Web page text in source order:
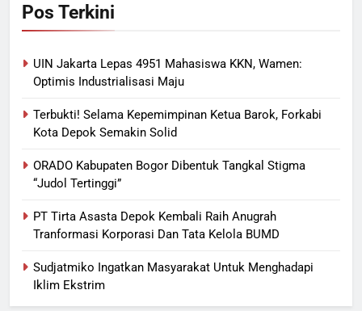
Pos Terkini
UIN Jakarta Lepas 4951 Mahasiswa KKN, Wamen:
Optimis Industrialisasi Maju
Terbukti! Selama Kepemimpinan Ketua Barok, Forkabi
Kota Depok Semakin Solid
ORADO Kabupaten Bogor Dibentuk Tangkal Stigma
“Judol Tertinggi”
PT Tirta Asasta Depok Kembali Raih Anugrah
Tranformasi Korporasi Dan Tata Kelola BUMD
Sudjatmiko Ingatkan Masyarakat Untuk Menghadapi
Iklim Ekstrim